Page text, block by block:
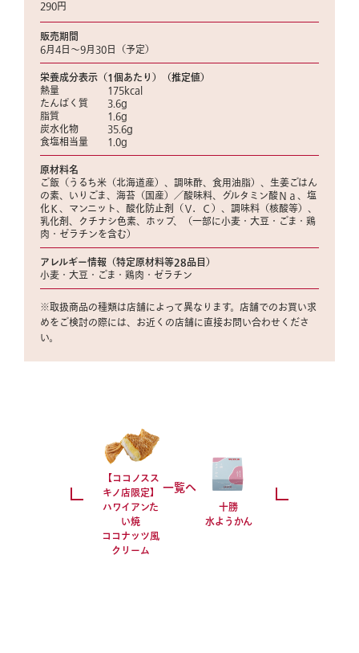
290円
販売期間
6月4日～9月30日（予定）
栄養成分表示（1個あたり）（推定値）
熱量 175kcal
たんぱく質 3.6g
脂質 1.6g
炭水化物 35.6g
食塩相当量 1.0g
原材料名
ご飯（うるち米（北海道産）、調味酢、食用油脂）、生姜ごはん
の素、いりごま、海苔（国産）／酸味料、グルタミン酸Ｎａ、塩
化Ｋ、マンニット、酸化防止剤（Ｖ．Ｃ）、調味料（核酸等）、
乳化剤、クチナシ色素、ホップ、（一部に小麦・大豆・ごま・鶏
肉・ゼラチンを含む）
アレルギー情報（特定原材料等28品目）
小麦・大豆・ごま・鶏肉・ゼラチン
※取扱商品の種類は店舗によって異なります。店舗でのお買い求
めをご検討の際には、お近くの店舗に直接お問い合わせくださ
い。
【ココノスス
キノ店限定】
ハワイアンた
い焼
ココナッツ風
クリーム
一覧へ
十勝
水ようかん